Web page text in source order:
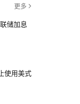
更多
储加息
使用美式